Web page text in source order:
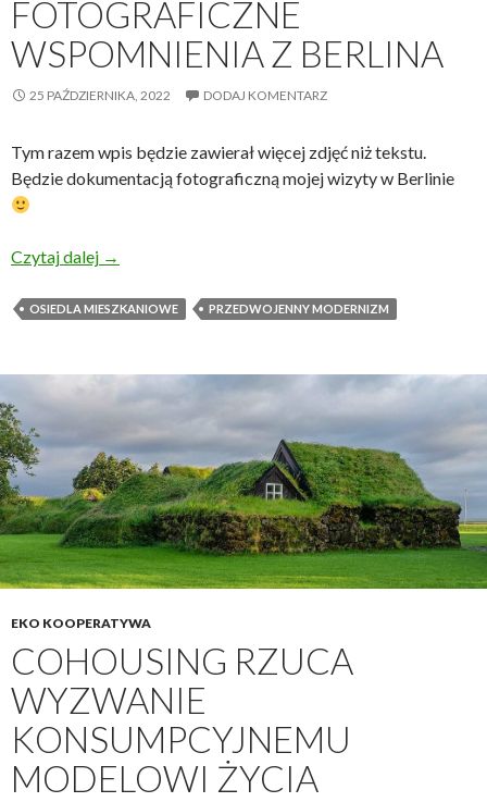
FOTOGRAFICZNE
WSPOMNIENIA Z BERLINA
25 PAŹDZIERNIKA, 2022 DODAJ KOMENTARZ
Tym razem wpis będzie zawierał więcej zdjęć niż tekstu.
Będzie dokumentacją fotograficzną mojej wizyty w Berlinie
Czytaj dalej Fotograficzne wspomnienia z Berlina
→
OSIEDLA MIESZKANIOWE PRZEDWOJENNY MODERNIZM
EKO KOOPERATYWA
COHOUSING RZUCA
WYZWANIE
KONSUMPCYJNEMU
MODELOWI ŻYCIA